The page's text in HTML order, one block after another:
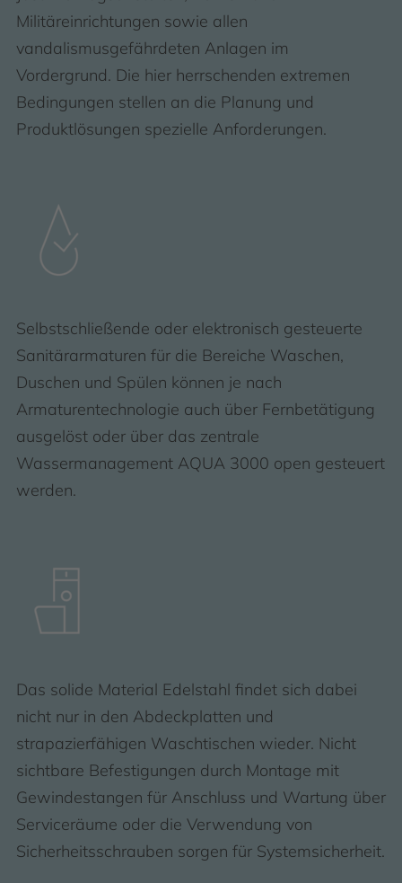
Militäreinrichtungen sowie allen
vandalismusgefährdeten Anlagen im
Vordergrund. Die hier herrschenden extremen
Bedingungen stellen an die Planung und
Produktlösungen spezielle Anforderungen.
Selbstschließende oder elektronisch gesteuerte
Sanitärarmaturen für die Bereiche Waschen,
Duschen und Spülen können je nach
Armaturentechnologie auch über Fernbetätigung
ausgelöst oder über das zentrale
Wassermanagement AQUA 3000 open gesteuert
werden.
Das solide Material Edelstahl findet sich dabei
nicht nur in den Abdeckplatten und
strapazierfähigen Waschtischen wieder. Nicht
sichtbare Befestigungen durch Montage mit
Gewindestangen für Anschluss und Wartung über
Serviceräume oder die Verwendung von
Sicherheitsschrauben sorgen für Systemsicherheit.